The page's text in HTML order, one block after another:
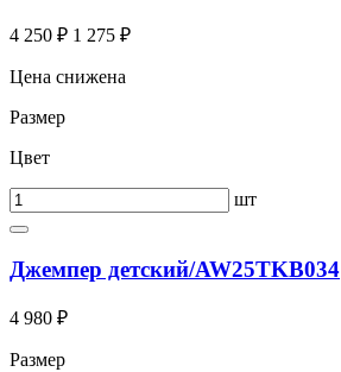
4 250 ₽ 1 275 ₽
Цена снижена
Размер
Цвет
шт
Джемпер детский/AW25TKB034
4 980 ₽
Размер